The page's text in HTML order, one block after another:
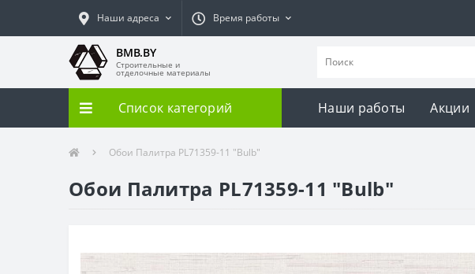
Наши адреса Время работы
BMB.BY
Строительные и
отделочные материалы
Список категорий Наши работы Акции
Обои Палитра PL71359-11 "Bulb"
Обои Палитра PL71359-11 "Bulb"